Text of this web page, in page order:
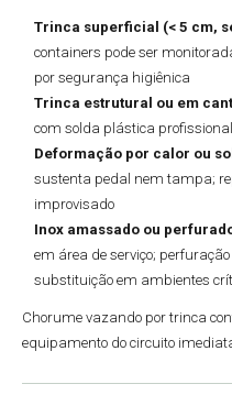
Trinca superficial (< 5 cm,
containers pode ser
por segurança higiênica
Trinca estrutural ou em
com solda plástica profissional
Deformação por calor ou
sustenta pedal nem tampa;
improvisado
Inox amassado ou
em área de serviço;
substituição em ambientes
Chorume vazando por trinca
equipamento do circuito